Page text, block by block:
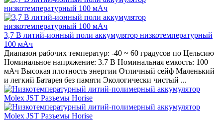
3,7 В литий-ионный поли аккумулятор низкотемпературный
100 мАч
Диапазон рабочих температур: -40 ~ 60 градусов по Цельсию
Номинальное напряжение: 3.7 В Номинальная емкость: 100
мАч Высокая плотность энергии Отличный сейф Маленький
и легкий Батарея без памяти Экологически чистый ...